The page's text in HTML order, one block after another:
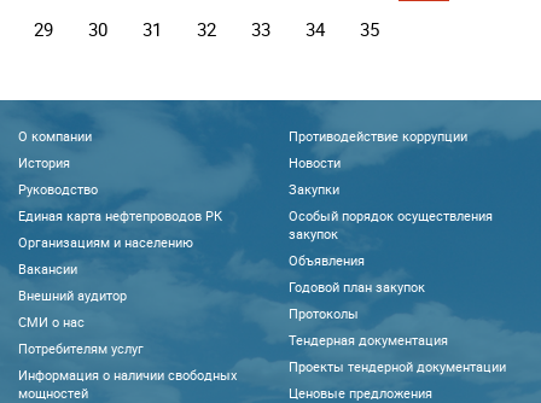
29 30 31 32 33 34 35
О компании
История
Руководство
Единая карта нефтепроводов РК
Организациям и населению
Вакансии
Внешний аудитор
CМИ о нас
Потребителям услуг
Информация о наличии свободных
мощностей
Противодействие коррупции
Новости
Закупки
Особый порядок осуществления
закупок
Объявления
Годовой план закупок
Протоколы
Тендерная документация
Проекты тендерной документации
Ценовые предложения